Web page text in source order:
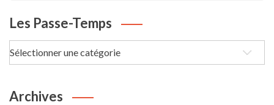
Les Passe-Temps
Archives